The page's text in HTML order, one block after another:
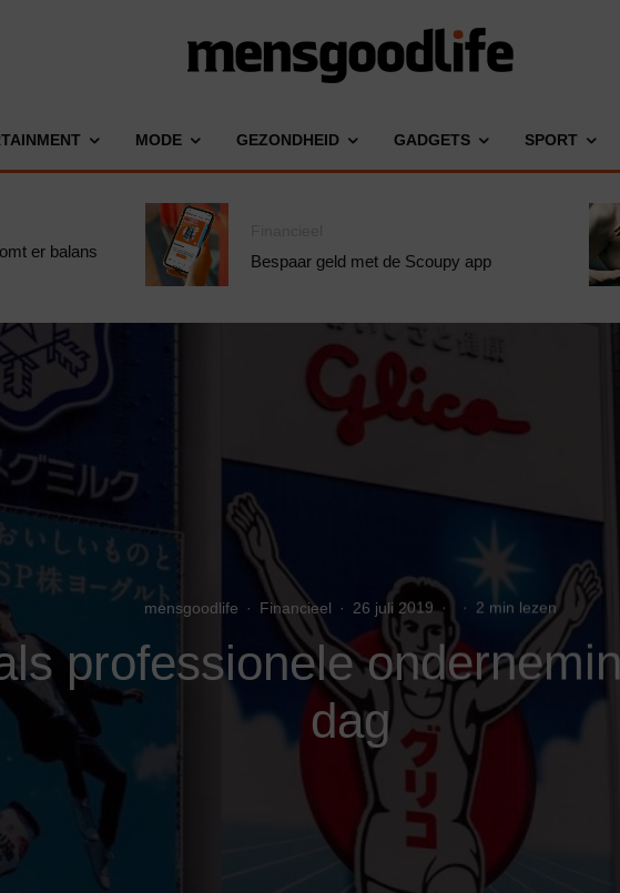
MODE GEZONDHEID GADGETS SPORT
er balans
Bespaar geld met de Scoupy app
mensgoodlife · Financieel · 26 juli 2019 · · 2 min lezen
professionele
dag